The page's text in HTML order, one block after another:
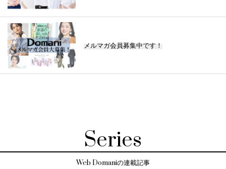
メルマガ会員募集中です！
Series
Web Domaniの連載記事